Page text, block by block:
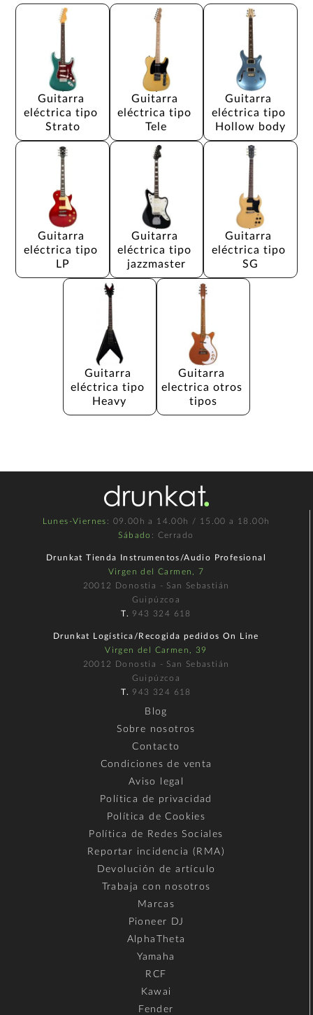
Guitarra
eléctrica tipo
Strato
Guitarra
eléctrica tipo
Tele
Guitarra
eléctrica tipo
Hollow body
Guitarra
eléctrica tipo
LP
Guitarra
eléctrica tipo
jazzmaster
Guitarra
eléctrica tipo
SG
Guitarra
eléctrica tipo
Heavy
Guitarra
electrica otros
tipos
Lunes-Viernes : 09.00h a 14.00h / 15.00 a 18.00h
Sábado : Cerrado
Drunkat Tienda Instrumentos/Audio Profesional
Virgen del Carmen, 7
20012 Donostia - San Sebastián
Guipúzcoa
T. 943 324 618
Drunkat Logística/Recogida pedidos On Line
Virgen del Carmen, 39
20012 Donostia - San Sebastián
Guipúzcoa
T. 943 324 618
Blog
Sobre nosotros
Contacto
Condiciones de venta
Aviso legal
Política de privacidad
Política de Cookies
Política de Redes Sociales
Reportar incidencia (RMA)
Devolución de artículo
Trabaja con nosotros
Marcas
Pioneer DJ
AlphaTheta
Yamaha
RCF
Kawai
Fender